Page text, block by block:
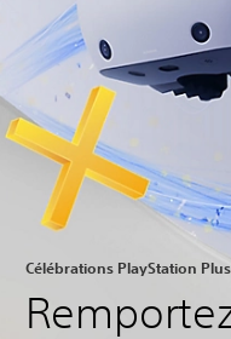
Célébrations PlayStation Plus